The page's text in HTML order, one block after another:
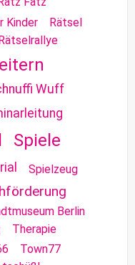
Kinder Rätsel
Rätselrallye
Wuff
Spiele
Spielzeug
Berlin
Therapie
Town77